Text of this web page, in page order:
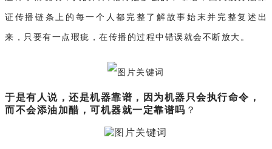
证传播链条上的每一个人都完整了解故事始末并完整复述出
来，只要有一点瑕疵，在传播的过程中错误就会不断放大。
于是有人说，还是机器靠谱，因为机器只会执行命令，
而不会添油加醋，可机器就一定靠谱吗 ？